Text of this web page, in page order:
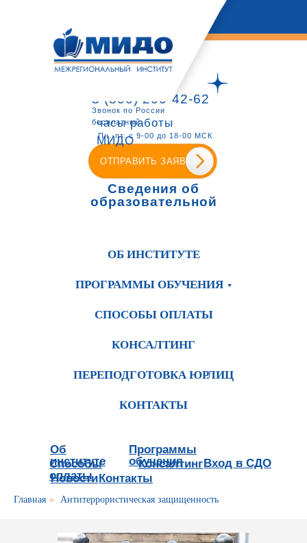
8 (800) 200-42-62
Звонок по России
бесплатный
ОТПРАВИТЬ ЗАЯВКУ
часы работы
МИДО
Пн.-пт. с 9-00 до 18-00 МСК
Сведения об
образовательной
ОБ ИНСТИТУТЕ
ПРОГРАММЫ ОБУЧЕНИЯ
СПОСОБЫ ОПЛАТЫ
КОНСАЛТИНГ
ПЕРЕПОДГОТОВКА ЮРЛИЦ
КОНТАКТЫ
Об
институте
Программы
обучения
Способы
оплаты
Консалтинг
Новости
Вход в СДО
Контакты
Главная » Антитеррористическая защищенность